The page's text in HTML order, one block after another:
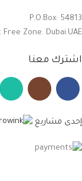
P.O.Box: 54813
Zone. Dubai.UAE.
اشترك معنا
إحدى مشاريع